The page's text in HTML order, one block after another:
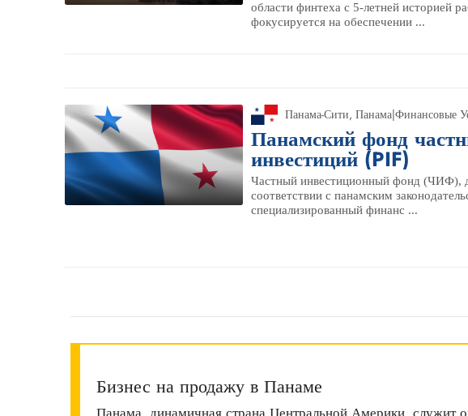
области финтеха с 5-летней историей
фокусируется на обеспечении ...
Панама-Сити, Панама|Финансовые
Панамский фонд
инвестиций (PIF)
Частный инвестиционный фонд (ЧИФ),
соответствии с панамским
специализированный финанс ...
Бизнес на продажу в Панаме